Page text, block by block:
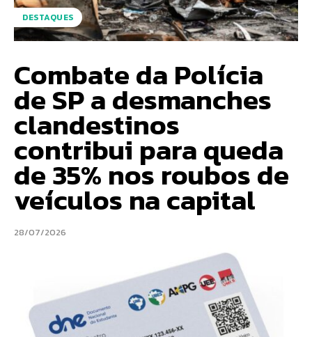
DESTAQUES
Combate da Polícia
de SP a desmanches
clandestinos
contribui para queda
de 35% nos roubos de
veículos na capital
28/07/2026